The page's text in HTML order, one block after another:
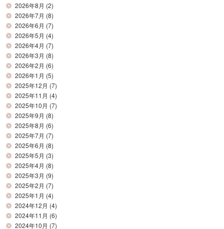
2026年8月 (2)
2026年7月 (8)
2026年6月 (7)
2026年5月 (4)
2026年4月 (7)
2026年3月 (8)
2026年2月 (6)
2026年1月 (5)
2025年12月 (7)
2025年11月 (4)
2025年10月 (7)
2025年9月 (8)
2025年8月 (6)
2025年7月 (7)
2025年6月 (8)
2025年5月 (3)
2025年4月 (8)
2025年3月 (9)
2025年2月 (7)
2025年1月 (4)
2024年12月 (4)
2024年11月 (6)
2024年10月 (7)